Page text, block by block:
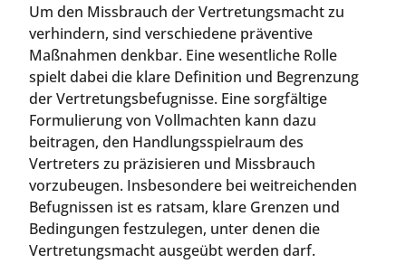
Um den Missbrauch der Vertretungsmacht zu
verhindern, sind verschiedene präventive
Maßnahmen denkbar. Eine wesentliche Rolle
spielt dabei die klare Definition und Begrenzung
der Vertretungsbefugnisse. Eine sorgfältige
Formulierung von Vollmachten kann dazu
beitragen, den Handlungsspielraum des
Vertreters zu präzisieren und Missbrauch
vorzubeugen. Insbesondere bei weitreichenden
Befugnissen ist es ratsam, klare Grenzen und
Bedingungen festzulegen, unter denen die
Vertretungsmacht ausgeübt werden darf.